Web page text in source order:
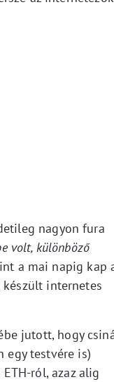
nagyon fura
volt, különböző
a mai napig kap
internetes
jutott, hogy
egy testvére is)
ról, azaz alig